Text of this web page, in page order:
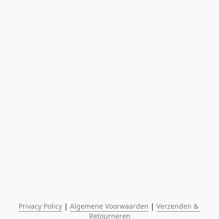
Privacy Policy | Algemene Voorwaarden | Verzenden &
Retourneren